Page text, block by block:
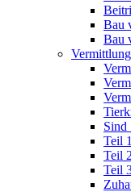
Bau
Bau
Vermittlung
Sind
Teil
Teil
Teil